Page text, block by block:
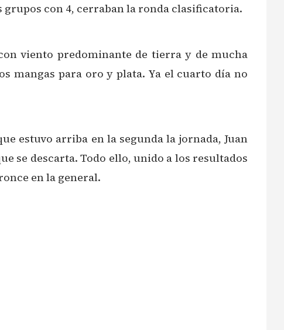
grupos con 4, cerraban la ronda clasificatoria.
viento predominante de tierra y de mucha
mangas para oro y plata. Ya el cuarto día no
estuvo arriba en la segunda la jornada, Juan
se descarta. Todo ello, unido a los resultados
en la general.